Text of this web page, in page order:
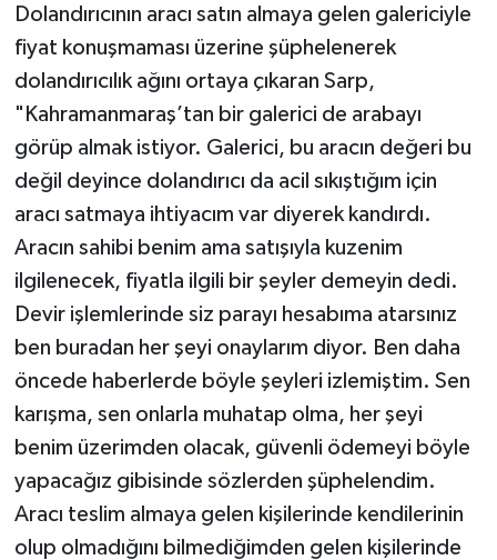
Dolandırıcının aracı satın almaya gelen galericiyle
fiyat konuşmaması üzerine şüphelenerek
dolandırıcılık ağını ortaya çıkaran Sarp,
"Kahramanmaraş’tan bir galerici de arabayı
görüp almak istiyor. Galerici, bu aracın değeri bu
değil deyince dolandırıcı da acil sıkıştığım için
aracı satmaya ihtiyacım var diyerek kandırdı.
Aracın sahibi benim ama satışıyla kuzenim
ilgilenecek, fiyatla ilgili bir şeyler demeyin dedi.
Devir işlemlerinde siz parayı hesabıma atarsınız
ben buradan her şeyi onaylarım diyor. Ben daha
öncede haberlerde böyle şeyleri izlemiştim. Sen
karışma, sen onlarla muhatap olma, her şeyi
benim üzerimden olacak, güvenli ödemeyi böyle
yapacağız gibisinde sözlerden şüphelendim.
Aracı teslim almaya gelen kişilerinde kendilerinin
olup olmadığını bilmediğimden gelen kişilerinde